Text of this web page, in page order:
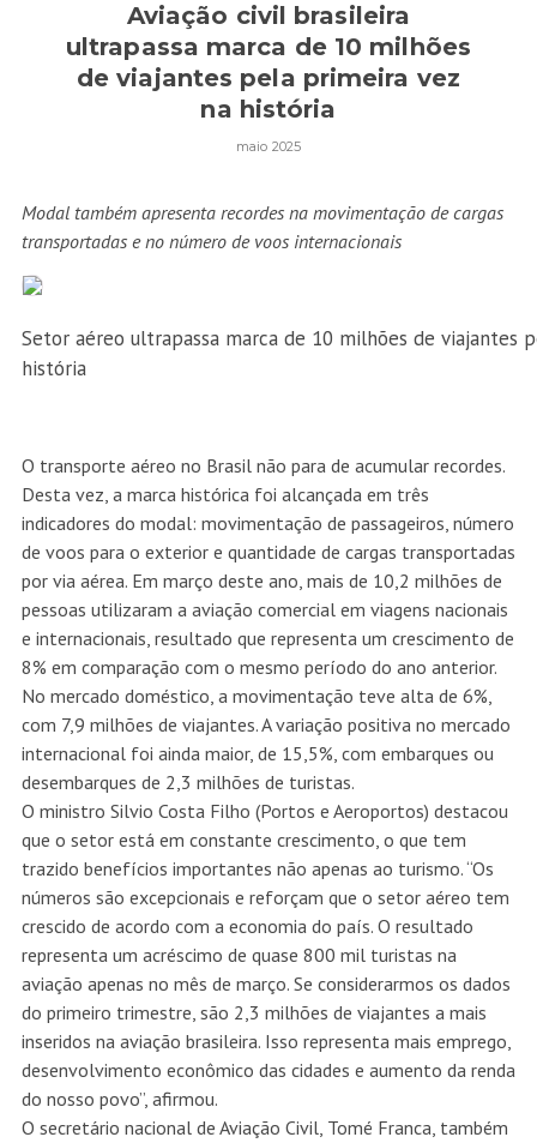
Aviação civil brasileira
ultrapassa marca de 10 milhões
de viajantes pela primeira vez
na história
maio 2025
Modal também apresenta recordes na movimentação de cargas
transportadas e no número de voos internacionais
Setor aéreo ultrapassa marca de 10 milhões de viajantes
história
O transporte aéreo no Brasil não para de acumular recordes.
Desta vez, a marca histórica foi alcançada em três
indicadores do modal: movimentação de passageiros, número
de voos para o exterior e quantidade de cargas transportadas
por via aérea. Em março deste ano, mais de 10,2 milhões de
pessoas utilizaram a aviação comercial em viagens nacionais
e internacionais, resultado que representa um crescimento de
8% em comparação com o mesmo período do ano anterior.
No mercado doméstico, a movimentação teve alta de 6%,
com 7,9 milhões de viajantes. A variação positiva no mercado
internacional foi ainda maior, de 15,5%, com embarques ou
desembarques de 2,3 milhões de turistas.
O ministro Silvio Costa Filho (Portos e Aeroportos) destacou
que o setor está em constante crescimento, o que tem
trazido benefícios importantes não apenas ao turismo. “Os
números são excepcionais e reforçam que o setor aéreo tem
crescido de acordo com a economia do país. O resultado
representa um acréscimo de quase 800 mil turistas na
aviação apenas no mês de março. Se considerarmos os dados
do primeiro trimestre, são 2,3 milhões de viajantes a mais
inseridos na aviação brasileira. Isso representa mais emprego,
desenvolvimento econômico das cidades e aumento da renda
do nosso povo”, afirmou.
O secretário nacional de Aviação Civil, Tomé Franca, também